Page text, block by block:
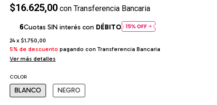
$16.625,00 con Transferencia Bancaria
Cuotas SIN interés con DÉBITO
24 x $1.750,00
5% de descuento pagando con Transferencia Bancaria
Ver más detalles
COLOR
BLANCO NEGRO